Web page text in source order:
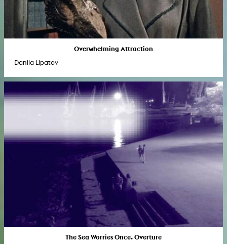
Overwhelming Attraction
Danila Lipatov
The Sea Worries Once. Overture